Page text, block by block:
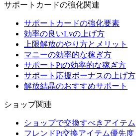
サポートカードの強化関連
サポートカードの強化要素
効率の良いLvの上げ方
上限解放のやり方とメリット
マニーの効率的な稼ぎ方
サポートPtの効率的な稼ぎ方
サポート応援ボーナスの上げ方
解放結晶のおすすめサポート
ショップ関連
ショップで交換すべきアイテム
フレンドPt交換アイテム優先度